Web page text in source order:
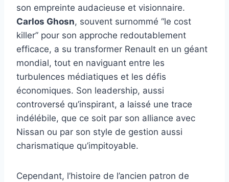
son empreinte audacieuse et visionnaire.
Carlos Ghosn, souvent surnommé “le cost
killer” pour son approche redoutablement
efficace, a su transformer Renault en un géant
mondial, tout en naviguant entre les
turbulences médiatiques et les défis
économiques. Son leadership, aussi
controversé qu’inspirant, a laissé une trace
indélébile, que ce soit par son alliance avec
Nissan ou par son style de gestion aussi
charismatique qu’impitoyable.
Cependant, l’histoire de l’ancien patron de